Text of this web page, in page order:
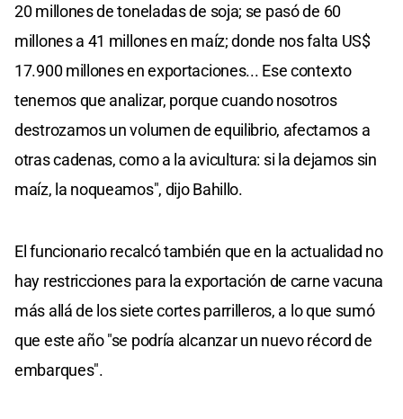
20 millones de toneladas de soja; se pasó de 60
millones a 41 millones en maíz; donde nos falta US$
17.900 millones en exportaciones... Ese contexto
tenemos que analizar, porque cuando nosotros
destrozamos un volumen de equilibrio, afectamos a
otras cadenas, como a la avicultura: si la dejamos sin
maíz, la noqueamos", dijo Bahillo.
El funcionario recalcó también que en la actualidad no
hay restricciones para la exportación de carne vacuna
más allá de los siete cortes parrilleros, a lo que sumó
que este año "se podría alcanzar un nuevo récord de
embarques".